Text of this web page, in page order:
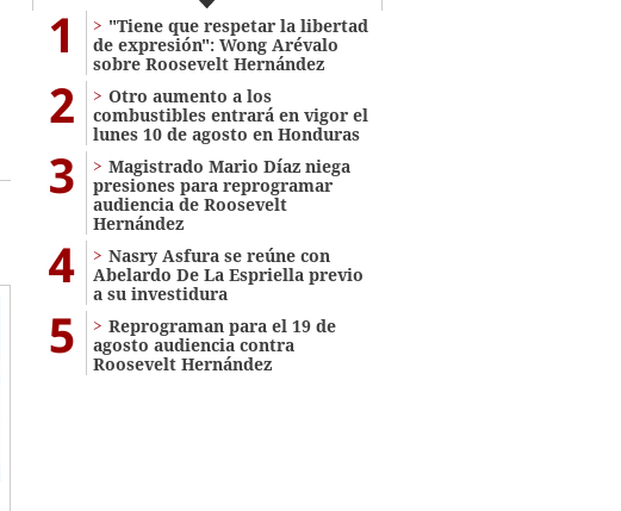
1
"Tiene que respetar la libertad
de expresión": Wong Arévalo
sobre Roosevelt Hernández
2
Otro aumento a los
combustibles entrará en vigor el
lunes 10 de agosto en Honduras
3
Magistrado Mario Díaz niega
presiones para reprogramar
audiencia de Roosevelt
Hernández
4
Nasry Asfura se reúne con
Abelardo De La Espriella previo
a su investidura
5
Reprograman para el 19 de
agosto audiencia contra
Roosevelt Hernández